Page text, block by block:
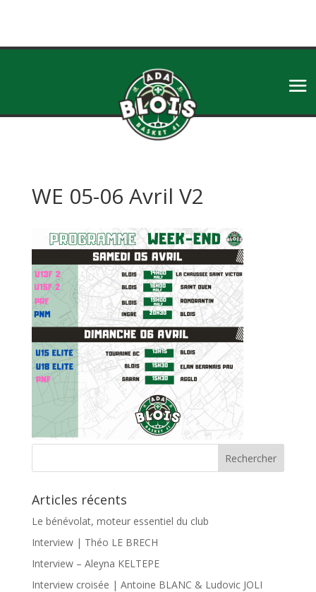
WE 05-06 Avril V2
Articles récents
Le bénévolat, moteur essentiel du club
Interview | Théo LE BRECH
Interview – Aleyna KELTEPE
Interview croisée | Antoine BLANC & Ludovic JOLI